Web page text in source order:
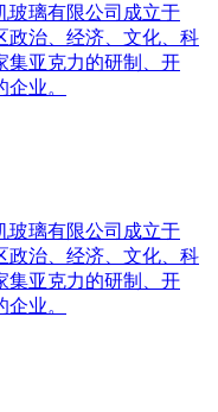
玻璃有限公司成立于
政治、经济、文化、科
集亚克力的研制、开
业。
玻璃有限公司成立于
政治、经济、文化、科
集亚克力的研制、开
业。